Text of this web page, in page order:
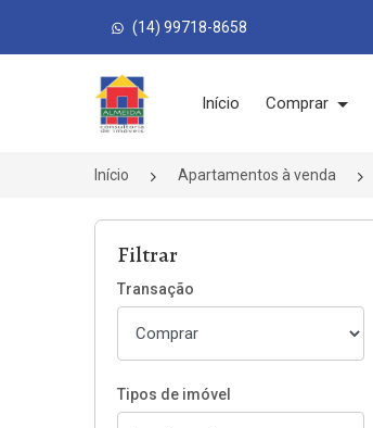
(14) 99718-8658
Página inicial
Início Comprar
Início Apartamentos à venda
Filtrar
Transação
Tipos de imóvel